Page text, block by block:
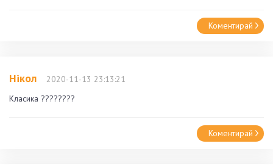
Коментирай
Нiкoл
2020-11-13 23:13:21
Класика ????????
Коментирай